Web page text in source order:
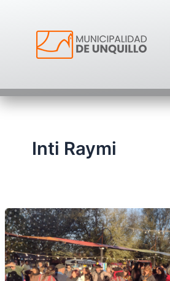
contenido
Inti Raymi